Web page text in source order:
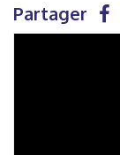
Partager